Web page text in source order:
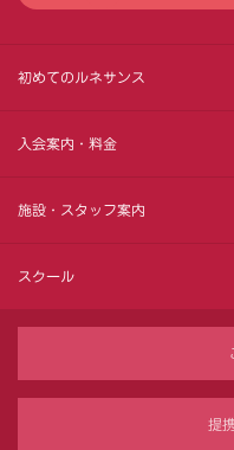
初めてのルネサンス
入会案内・料金
施設・スタッフ案内
スクール
提